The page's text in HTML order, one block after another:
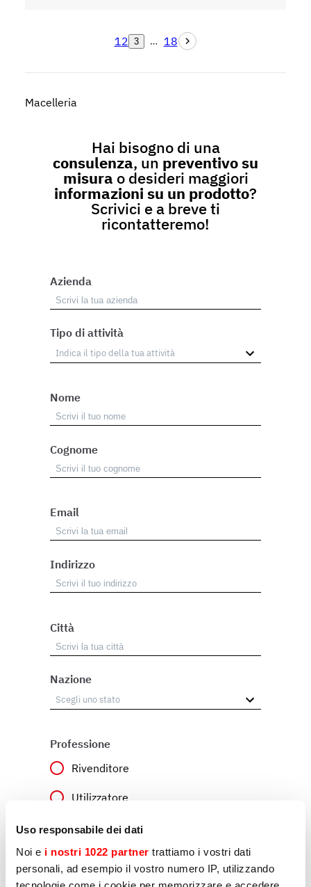
Uso responsabile dei dati
Noi e i nostri 1022 partner trattiamo i vostri dati
personali, ad esempio il vostro numero IP, utilizzando
tecnologie come i cookie per memorizzare e accedere
1 2 3 … 18
Macelleria
Hai bisogno di una
consulenza, un preventivo su
misura o desideri maggiori
informazioni su un prodotto?
Scrivici e a breve ti
ricontatteremo!
Azienda
Tipo di attività
Nome
Cognome
Email
Indirizzo
Città
Nazione
Professione
Rivenditore
Utilizzatore
Altro
Motivo del contatto